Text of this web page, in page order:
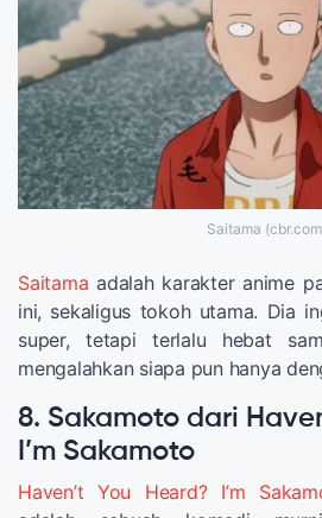
Saitama
Saitama adalah karakter anime
ini, sekaligus tokoh utama. Dia
super, tetapi terlalu hebat
mengalahkan siapa pun hanya
8. Sakamoto dari
I’m Sakamoto
Haven’t You Heard? I’m